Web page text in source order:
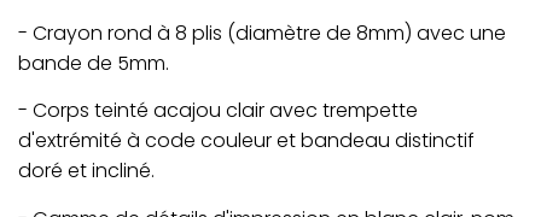
- Crayon rond à 8 plis (diamètre de 8mm) avec une
bande de 5mm.
- Corps teinté acajou clair avec trempette
d'extrémité à code couleur et bandeau distinctif
doré et incliné.